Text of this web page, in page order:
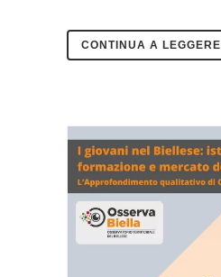
CONTINUA A LEGGERE